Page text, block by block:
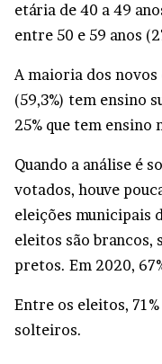
etária de 40 a 49
entre 50 e 59 anos
A maioria dos
(59,3%) tem ensino
25% que tem ensino
Quando a análise é
votados, houve
eleições municipais
eleitos são brancos,
pretos. Em 2020,
Entre os eleitos,
solteiros.